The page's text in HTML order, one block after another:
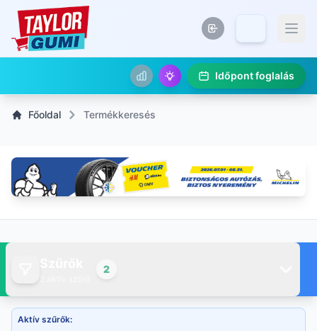
Időpont foglalás
Főoldal Termékkeresés
2
Aktív szűrők: